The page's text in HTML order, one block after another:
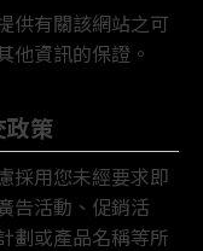
供有關該網站之可
他資訊的保證。
政策
採用您未經要求即
告活動、促銷活
劃或產品名稱等所